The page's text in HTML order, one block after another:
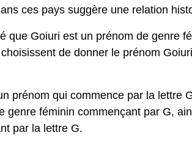
ces pays suggère une relation
que Goiuri est un prénom de genre
de donner le prénom
prénom qui commence par la lettre
genre féminin commençant par G,
par la lettre G.